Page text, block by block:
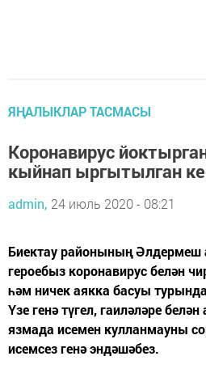
ЯҢАЛЫКЛАР ТАСМАСЫ
Коронавирус
кыйнап ыргытылган
admin, 24 июль 2020 - 08:21
Биектау районының
героебыз коронавирус белән
һәм ничек аякка басуы
Үзе генә түгел, гаиләләре
язмада исемен кулланмауны
исемсез генә эндәшәбез.